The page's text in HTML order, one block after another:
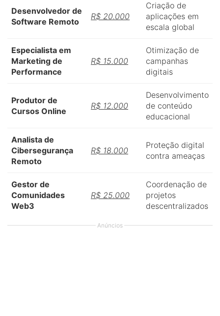
Desenvolvedor de
Software Remoto
R$ 20.000
Criação de
aplicações em
escala global
Especialista em
Marketing de
Performance
R$ 15.000
Otimização de
campanhas
digitais
Produtor de
Cursos Online
R$ 12.000
Desenvolvimento
de conteúdo
educacional
Analista de
Cibersegurança
Remoto
R$ 18.000
Proteção digital
contra ameaças
Gestor de
Comunidades
Web3
R$ 25.000
Coordenação de
projetos
descentralizados
Anúncios